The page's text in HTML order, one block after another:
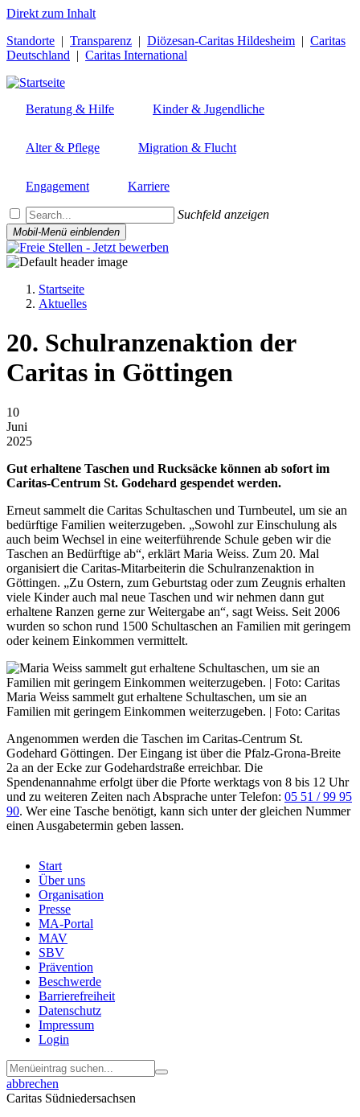
Direkt zum Inhalt
Standorte | Transparenz | Diözesan-Caritas Hildesheim | Caritas
Deutschland | Caritas International
Beratung & Hilfe Kinder & Jugendliche
Alter & Pflege Migration & Flucht
Engagement Karriere
Suchfeld anzeigen
Mobil-Menü einblenden
Pfadnavigation
Startseite
Aktuelles
20. Schulranzenaktion der
Caritas in Göttingen
10
Juni
2025
Gut erhaltene Taschen und Rucksäcke können ab sofort im
Caritas-Centrum St. Godehard gespendet werden.
Erneut sammelt die Caritas Schultaschen und Turnbeutel, um sie an
bedürftige Familien weiterzugeben. „Sowohl zur Einschulung als
auch beim Wechsel in eine weiterführende Schule geben wir die
Taschen an Bedürftige ab“, erklärt Maria Weiss. Zum 20. Mal
organisiert die Caritas-Mitarbeiterin die Schulranzenaktion in
Göttingen. „Zu Ostern, zum Geburtstag oder zum Zeugnis erhalten
viele Kinder auch mal neue Taschen und wir nehmen dann gut
erhaltene Ranzen gerne zur Weitergabe an“, sagt Weiss. Seit 2006
wurden so schon rund 1500 Schultaschen an Familien mit geringem
oder keinem Einkommen vermittelt.
Maria Weiss sammelt gut erhaltene Schultaschen, um sie an
Familien mit geringem Einkommen weiterzugeben. | Foto: Caritas
Angenommen werden die Taschen im Caritas-Centrum St.
Godehard Göttingen. Der Eingang ist über die Pfalz-Grona-Breite
2a an der Ecke zur Godehardstraße erreichbar. Die
Spendenannahme erfolgt über die Pforte werktags von 8 bis 12 Uhr
und zu weiteren Zeiten nach Absprache unter Telefon: 05 51 / 99 95
90. Wer eine Tasche benötigt, kann sich unter der gleichen Nummer
einen Ausgabetermin geben lassen.
Menu
Footer
Start
Über uns
Organisation
Presse
MA-Portal
MAV
SBV
Prävention
Beschwerde
Barrierefreiheit
Datenschutz
Impressum
Login
abbrechen
Caritas Südniedersachsen